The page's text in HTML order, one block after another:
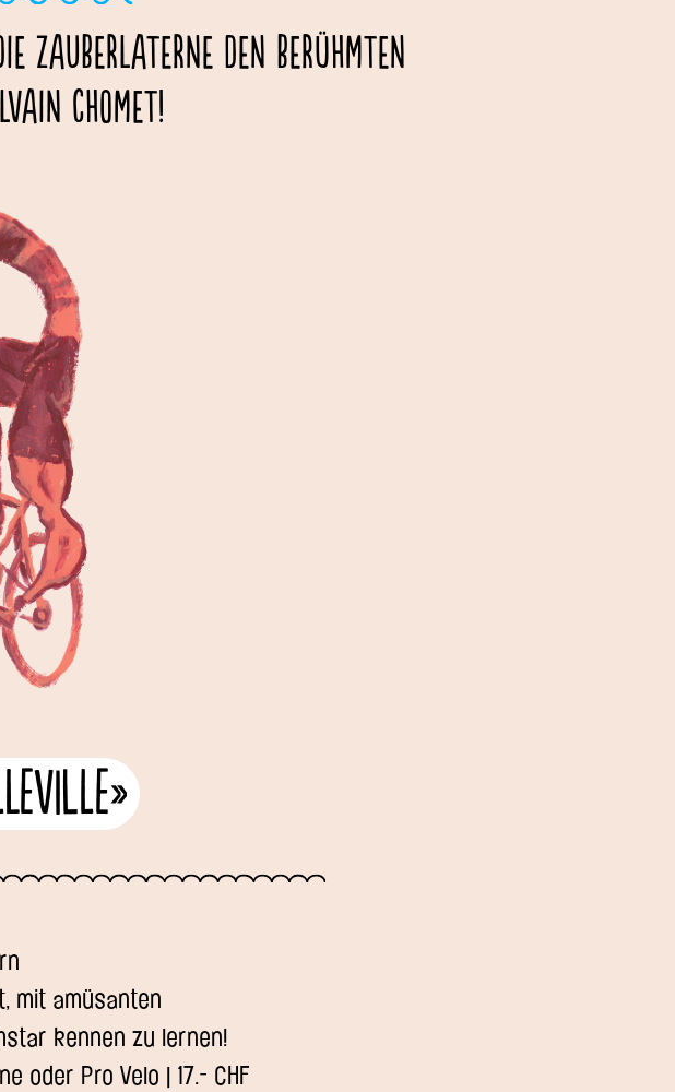
Zauberlaterne den berühmten
Chomet!
mit amüsanten
kennen zu lernen!
oder Pro Velo | 17.- CHF